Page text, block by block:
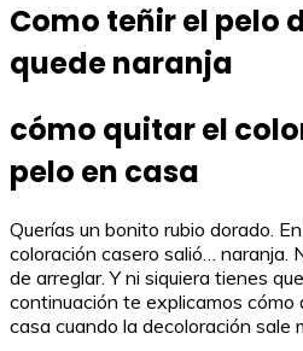
Como teñir el pelo
quede naranja
cómo quitar el
pelo en casa
Querías un bonito rubio dorado.
coloración casero salió… naranja.
de arreglar. Y ni siquiera tienes
continuación te explicamos cómo
casa cuando la decoloración sale